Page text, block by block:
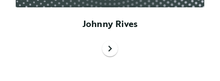
Johnny Rives
chevron_right